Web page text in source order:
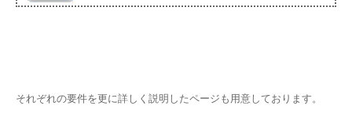
それぞれの要件を更に詳しく説明したページも用意しております。